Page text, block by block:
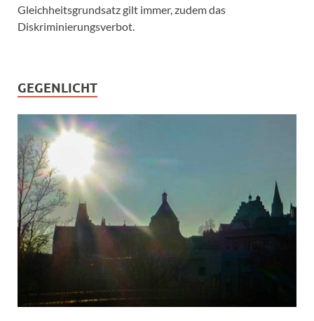
Gleichheitsgrundsatz gilt immer, zudem das
Diskriminierungsverbot.
GEGENLICHT